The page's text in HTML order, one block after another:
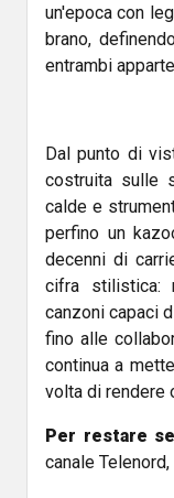
un'epoca con
brano,
entrambi
Dal punto di
costruita sulle
calde e
perfino un
decenni di
cifra stilistica:
canzoni capaci
fino alle
continua a
volta di rendere
Per restare
canale Telenord,